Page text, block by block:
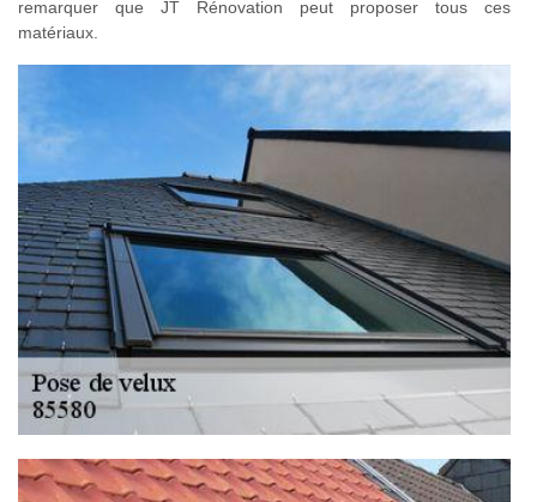
remarquer que JT Rénovation peut proposer tous ces
matériaux.